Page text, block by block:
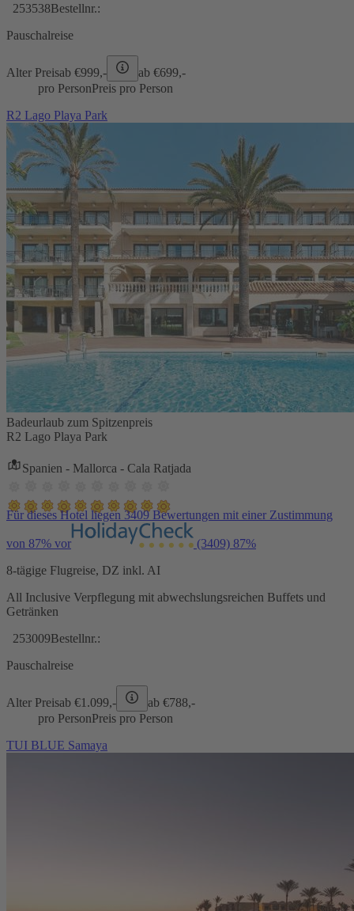
253538Bestellnr.:
Pauschalreise
Alter Preisab €999,- ab €699,-
pro PersonPreis pro Person
R2 Lago Playa Park
Badeurlaub zum Spitzenpreis
R2 Lago Playa Park
Spanien - Mallorca - Cala Ratjada
Für dieses Hotel liegen 3409 Bewertungen mit einer Zustimmung
von 87% vor (3409) 87%
8-tägige Flugreise, DZ inkl. AI
All Inclusive Verpflegung mit abwechslungsreichen Buffets und
Getränken
253009Bestellnr.:
Pauschalreise
Alter Preisab €1.099,- ab €788,-
pro PersonPreis pro Person
TUI BLUE Samaya